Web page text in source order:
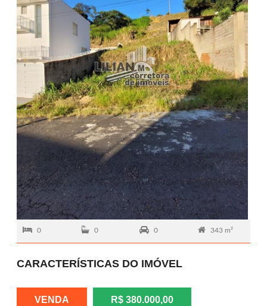
0 0 0 343 m²
CARACTERÍSTICAS DO IMÓVEL
VENDA R$ 380.000,00